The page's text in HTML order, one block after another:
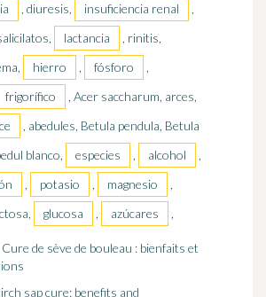
, diuresis, insuficiencia renal
,
lactancia
, rinitis,
hierro , fósforo
,
frigorífico
, Acer saccharum, arces,
, abedules, Betula pendula, Betula
blanco,
especies , alcohol
,
, potasio , magnesio
,
glucosa , azúcares ,
Cure de sève de bouleau : bienfaits et
sap cure: benefits and